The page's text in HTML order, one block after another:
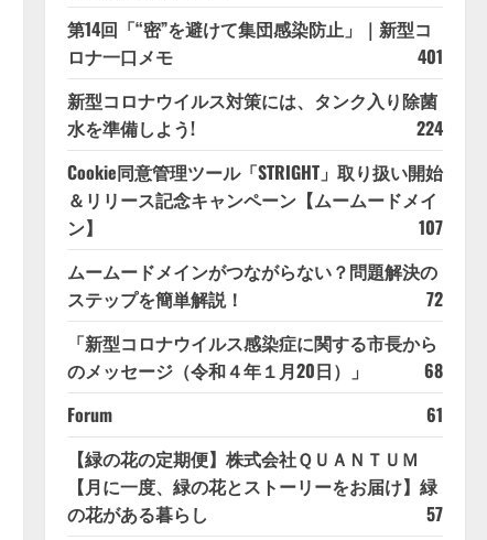
第14回「“密”を避けて集団感染防止」｜新型コ
ロナ一口メモ
401
新型コロナウイルス対策には、タンク入り除菌
水を準備しよう!
224
Cookie同意管理ツール「STRIGHT」取り扱い開始
＆リリース記念キャンペーン【ムームードメイ
ン】
107
ムームードメインがつながらない？問題解決の
ステップを簡単解説！
72
「新型コロナウイルス感染症に関する市長から
のメッセージ（令和４年１月20日）」
68
Forum
61
【緑の花の定期便】株式会社ＱＵＡＮＴＵＭ
【月に一度、緑の花とストーリーをお届け】緑
の花がある暮らし
57